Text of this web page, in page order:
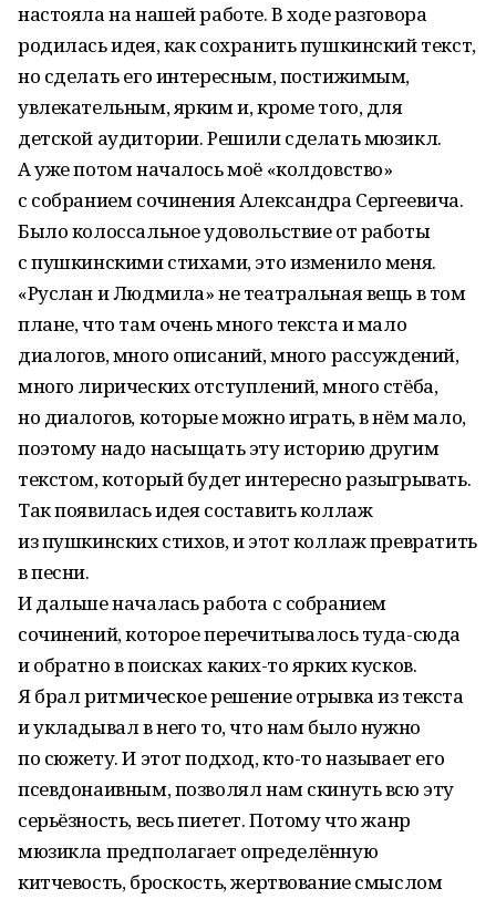
настояла на нашей работе. В ходе разговора
родилась идея, как сохранить пушкинский текст,
но сделать его интересным, постижимым,
увлекательным, ярким и, кроме того, для
детской аудитории. Решили сделать мюзикл.
А уже потом началось моё «колдовство»
с собранием сочинения Александра Сергеевича.
Было колоссальное удовольствие от работы
с пушкинскими стихами, это изменило меня.
«Руслан и Людмила» не театральная вещь в том
плане, что там очень много текста и мало
диалогов, много описаний, много рассуждений,
много лирических отступлений, много стёба,
но диалогов, которые можно играть, в нём мало,
поэтому надо насыщать эту историю другим
текстом, который будет интересно разыгрывать.
Так появилась идея составить коллаж
из пушкинских стихов, и этот коллаж превратить
в песни.
И дальше началась работа с собранием
сочинений, которое перечитывалось туда-сюда
и обратно в поисках каких-то ярких кусков.
Я брал ритмическое решение отрывка из текста
и укладывал в него то, что нам было нужно
по сюжету. И этот подход, кто-то называет его
псевдонаивным, позволял нам скинуть всю эту
серьёзность, весь пиетет. Потому что жанр
мюзикла предполагает определённую
китчевость, броскость, жертвование смыслом